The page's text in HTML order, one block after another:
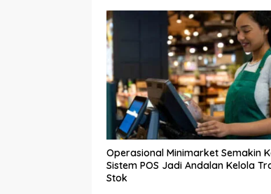
Operasional Minimarket Semakin
Sistem POS Jadi Andalan Kelola
Stok